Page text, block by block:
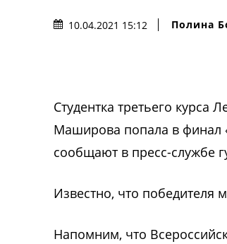
10.04.2021 15:12 Полина
Студентка третьего курса
Маширова попала в финал
сообщают в пресс-службе
Известно, что победителя
Напомним, что